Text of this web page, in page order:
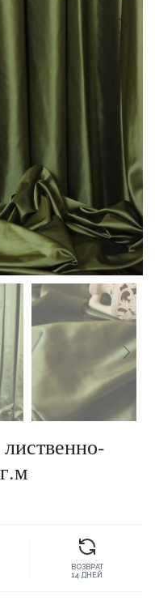
грн.
ВОЗВРАТ
14 ДНЕЙ